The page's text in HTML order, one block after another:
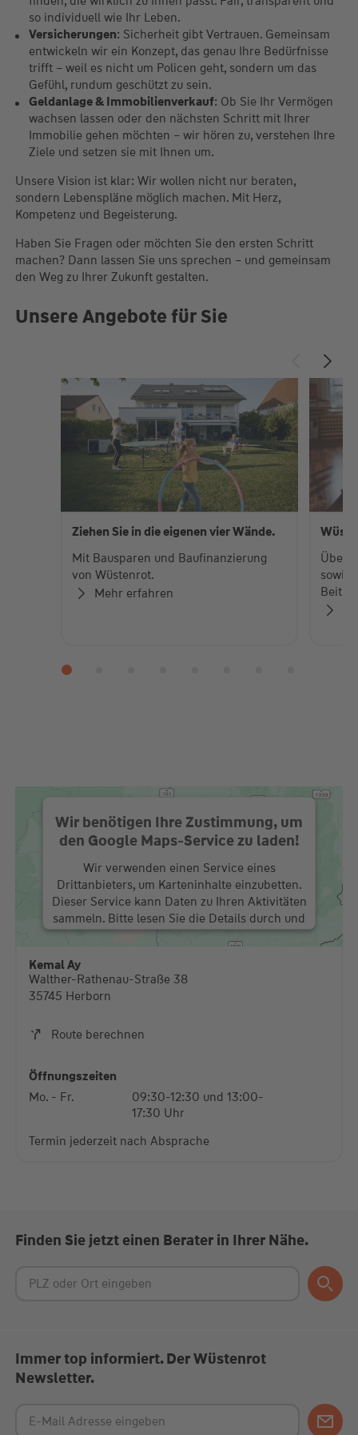
so individuell wie Ihr Leben.
Versicherungen: Sicherheit gibt Vertrauen. Gemeinsam
entwickeln wir ein Konzept, das genau Ihre Bedürfnisse
trifft – weil es nicht um Policen geht, sondern um das
Gefühl, rundum geschützt zu sein.
Geldanlage & Immobilienverkauf: Ob Sie Ihr Vermögen
wachsen lassen oder den nächsten Schritt mit Ihrer
Immobilie gehen möchten – wir hören zu, verstehen Ihre
Ziele und setzen sie mit Ihnen um.
Unsere Vision ist klar: Wir wollen nicht nur beraten,
sondern Lebenspläne möglich machen. Mit Herz,
Kompetenz und Begeisterung.
Haben Sie Fragen oder möchten Sie den ersten Schritt
machen? Dann lassen Sie uns sprechen – und gemeinsam
den Weg zu Ihrer Zukunft gestalten.
Unsere Angebote für Sie
Ziehen Sie in die eigenen vier Wände.
Mit Bausparen und Baufinanzierung
von Wüstenrot.
Mehr erfahren
Über
sowie
Wir benötigen Ihre Zustimmung, um
den Google Maps-Service zu laden!
Wir verwenden einen Service eines
Drittanbieters, um Karteninhalte einzubetten.
Dieser Service kann Daten zu Ihren Aktivitäten
sammeln. Bitte lesen Sie die Details durch und
stimmen Sie der Nutzung des Service zu, um
diese Karte anzuzeigen.
Mehr Informationen
Kemal Ay
Walther-Rathenau-Straße 38
35745 Herborn
Route berechnen
Öffnungszeiten
Mo. - Fr.
09:30-12:30 und 13:00-
17:30 Uhr
Termin jederzeit nach Absprache
Finden Sie jetzt einen Berater in Ihrer Nähe.
Immer top informiert. Der Wüstenrot
Newsletter.